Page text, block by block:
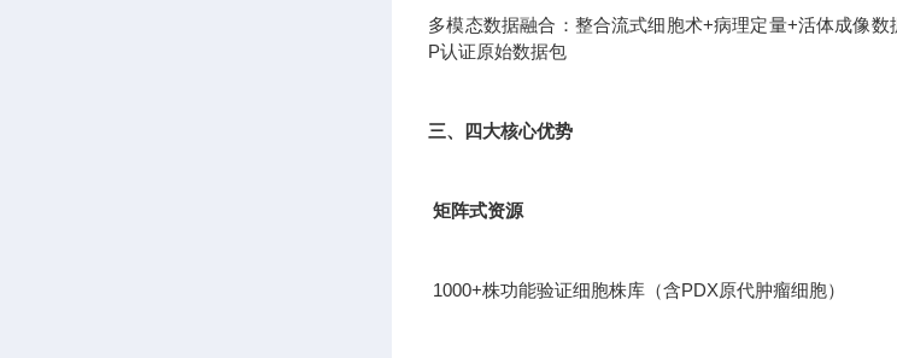
多模态数据融合：整合流式细胞术+病理定量+活体成像
P认证原始数据包
三、四大核心优势
矩阵式资源
1000+株功能验证细胞株库（含PDX原代肿瘤细胞）